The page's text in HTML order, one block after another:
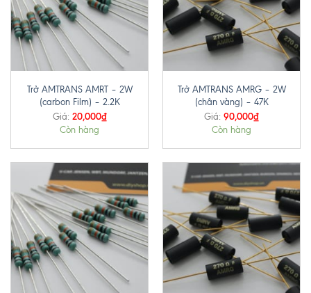
Trở AMTRANS AMRT – 2W
(carbon Film) – 2.2K
Giá: 20,000₫
Còn hàng
Trở AMTRANS AMRG – 2W
(chân vàng) – 47K
Giá: 90,000₫
Còn hàng